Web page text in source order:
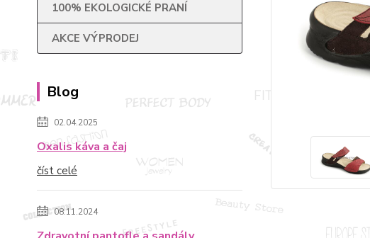
100% EKOLOGICKÉ PRANÍ
AKCE VÝPRODEJ
Blog
02.04.2025
Oxalis káva a čaj
číst celé
08.11.2024